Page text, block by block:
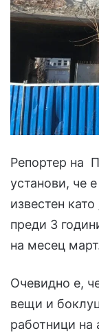
Репортер на
установи, че
известен
преди 3
на месец
Очевидно е,
вещи и
работници на